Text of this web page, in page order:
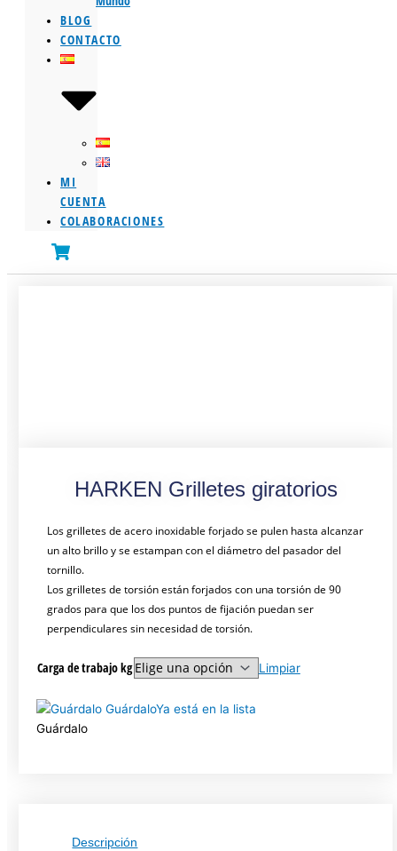
BLOG
CONTACTO
MI
CUENTA
COLABORACIONES
HARKEN Grilletes giratorios
Los grilletes de acero inoxidable forjado se pulen hasta alcanzar
un alto brillo y se estampan con el diámetro del pasador del
tornillo.
Los grilletes de torsión están forjados con una torsión de 90
grados para que los dos puntos de fijación puedan ser
perpendiculares sin necesidad de torsión.
Carga de trabajo kg Limpiar
GuárdaloYa está en la lista
Guárdalo
Descripción